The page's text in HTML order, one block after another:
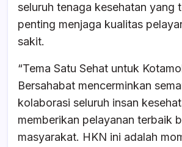
seluruh tenaga kesehatan yang
penting menjaga kualitas
sakit.
“Tema Satu Sehat untuk
Bersahabat mencerminkan
kolaborasi seluruh insan
memberikan pelayanan terbaik
masyarakat. HKN ini adalah